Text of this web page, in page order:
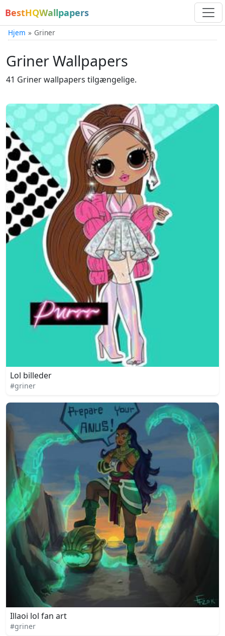
BestHQWallpapers
Hjem Griner
Griner Wallpapers
41 Griner wallpapers tilgængelige.
Lol billeder
#griner
Illaoi lol fan art
#griner